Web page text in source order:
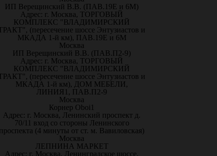
ИП Верещинский В.В. (ПАВ.19Е и 6М)
Адрес: г. Москва, ТОРГОВЫЙ
КОМПЛЕКС "ВЛАДИМИРСКИЙ
(пересечение шоссе Энтузиастов и
МКАДА 1-й км), ПАВ.19Е и 6М
Москва
ИП Верещинский В.В. (ПАВ.П2-9)
Адрес: г. Москва, ТОРГОВЫЙ
КОМПЛЕКС "ВЛАДИМИРСКИЙ
(пересечение шоссе Энтузиастов и
МКАДА 1-й км), ДОМ МЕБЕЛИ,
ЛИНИЯ1, ПАВ.П2-9
Москва
Корнер Oboi1
Адрес: г. Москва, Ленинский проспект д.
70/11 вход со стороны Ленинского
(4 минуты от ст. м. Вавиловская)
Москва
ЛЕПНИНА МАРКЕТ
Адрес: г. Москва, Ленинградское шоссе,